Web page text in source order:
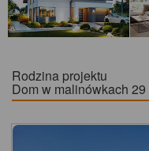
Rodzina projektu
Dom w malinówkach 29